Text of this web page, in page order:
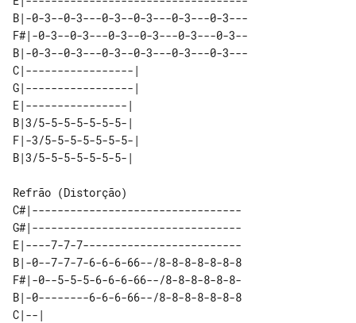
B|-0-3--0-3---0-3--0-3---0-3---0-3---
F#|-0-3--0-3---0-3--0-3---0-3---0-3--
B|-0-3--0-3---0-3--0-3---0-3---0-3---
C|-----------------|
G|-----------------|
E|----------------|
B|3/5-5-5-5-5-5-5-|
F|-3/5-5-5-5-5-5-5-|
Refrão (Distorção)
C#|---------------------------------
G#|---------------------------------
E|----7-7-7-------------------------
B|-0--7-7-7-6-6-6-66--/8-8-8-8-8-8-8
F#|-0--5-5-5-6-6-6-66--/8-8-8-8-8-8-
B|-0--------6-6-6-66--/8-8-8-8-8-8-8
C|--|